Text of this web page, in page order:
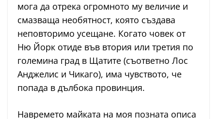
мога да отрека огромното му величие и
смазваща необятност, която създава
неповторимо усещане. Когато човек от
Ню Йорк отиде във втория или третия по
големина град в Щатите (съответно Лос
Анджелис и Чикаго), има чувството, че
попада в дълбока провинция.
Навремето майката на моя позната описа